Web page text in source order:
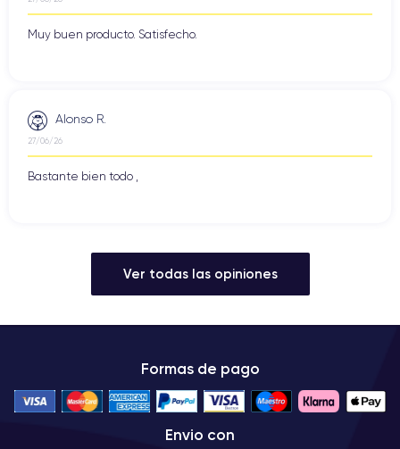
Muy buen producto. Satisfecho.
Alonso R.
27/06/26
Bastante bien todo ,
Ver todas las opiniones
Formas de pago
Envio con